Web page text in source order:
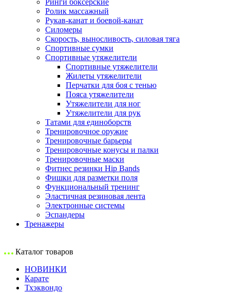
Ринги боксерские
Ролик массажный
Рукав-канат и боевой-канат
Силомеры
Скорость, выносливость, силовая тяга
Спортивные сумки
Спортивные утяжелители
Спортивные утяжелители
Жилеты утяжелители
Перчатки для боя с тенью
Пояса утяжелители
Утяжелители для ног
Утяжелители для рук
Татами для единоборств
Тренировочное оружие
Тренировочные барьеры
Тренировочные конусы и палки
Тренировочные маски
Фитнес резинки Hip Bands
Фишки для разметки поля
Функциональный тренинг
Эластичная резиновая лента
Электронные системы
Эспандеры
Тренажеры
Каталог товаров
НОВИНКИ
Карате
Тхэквондо